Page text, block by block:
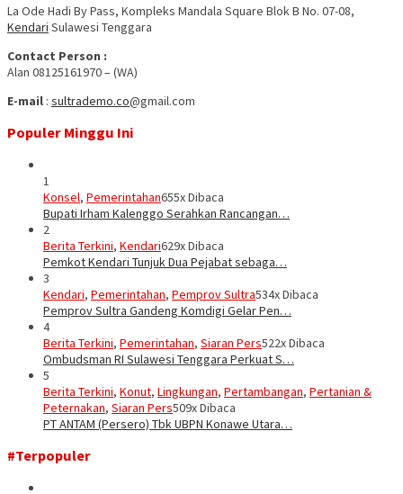
La Ode Hadi By Pass, Kompleks Mandala Square Blok B No. 07-08,
Kendari Sulawesi Tenggara
Contact Person :
Alan 08125161970 – (WA)
E-mail : sultrademo.co@gmail.com
Populer Minggu Ini
1
Konsel, Pemerintahan655x Dibaca
Bupati Irham Kalenggo Serahkan Rancangan…
2
Berita Terkini, Kendari629x Dibaca
Pemkot Kendari Tunjuk Dua Pejabat sebaga…
3
Kendari, Pemerintahan, Pemprov Sultra534x Dibaca
Pemprov Sultra Gandeng Komdigi Gelar Pen…
4
Berita Terkini, Pemerintahan, Siaran Pers522x Dibaca
Ombudsman RI Sulawesi Tenggara Perkuat S…
5
Berita Terkini, Konut, Lingkungan, Pertambangan, Pertanian &
Peternakan, Siaran Pers509x Dibaca
PT ANTAM (Persero) Tbk UBPN Konawe Utara…
#Terpopuler